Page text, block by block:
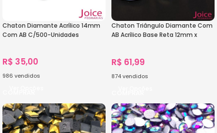
Chaton Diamante Acrílico 14mm
Com AB C/500-Unidades
R$ 35,00
986 vendidos
Chaton Triângulo Diamante Com
AB Acrílico Base Reta 12mm x
R$ 61,99
874vendidos